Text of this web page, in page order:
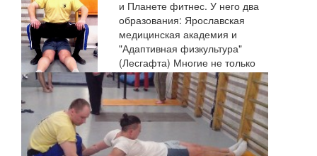
и Планете фитнес. У него два
образования: Ярославская
медицинская академия и
"Адаптивная физкультура"
(Лесгафта) Многие не только